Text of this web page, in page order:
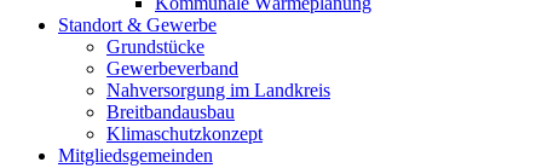
Standort & Gewerbe
Grundstücke
Gewerbeverband
Nahversorgung im Landkreis
Breitbandausbau
Klimaschutzkonzept
Mitgliedsgemeinden